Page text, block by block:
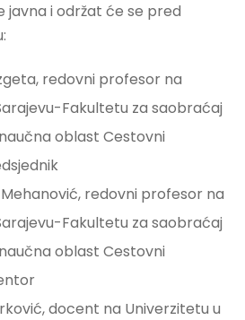
javna i održat će se pred
redovni profesor na
Fakultetu za saobraćaj
oblast Cestovni
redovni profesor na
Fakultetu za saobraćaj
oblast Cestovni
docent na Univerzitetu u